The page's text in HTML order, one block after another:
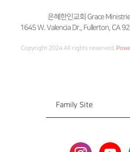
은혜한인교회 Grace
1645 W. Valencia Dr., Fullerton, CA
Copyright 2024 All rights reserved.
Family Site